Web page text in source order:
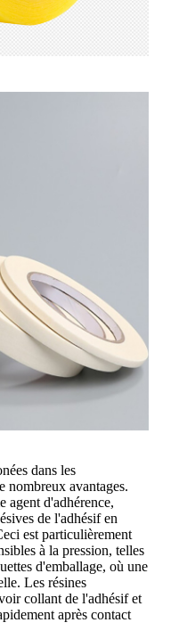
dans les
nombreux avantages.
agent d'adhérence,
de l'adhésif en
est particulièrement
à la pression, telles
d'emballage, où une
Les résines
collant de l'adhésif et
après contact